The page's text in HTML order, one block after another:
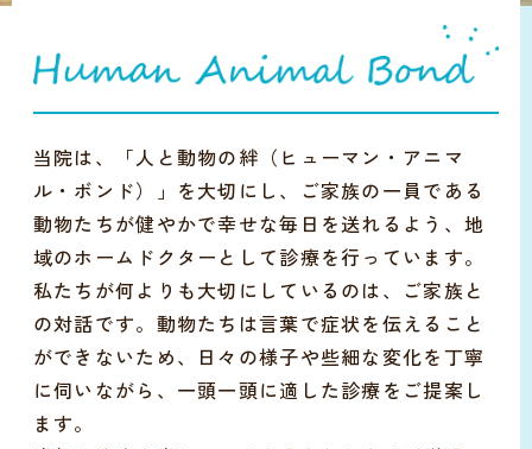
当院は、「人と動物の絆（ヒューマン・アニマ
ル・ボンド）」を大切にし、ご家族の一員である
動物たちが健やかで幸せな毎日を送れるよう、地
域のホームドクターとして診療を行っています。
私たちが何よりも大切にしているのは、ご家族と
の対話です。動物たちは言葉で症状を伝えること
ができないため、日々の様子や些細な変化を丁寧
に伺いながら、一頭一頭に適した診療をご提案し
ます。